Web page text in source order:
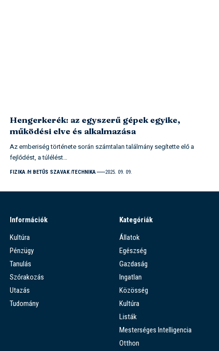
Hengerkerék: az egyszerű gépek egyike,
működési elve és alkalmazása
Az emberiség története során számtalan találmány segítette elő a
fejlődést, a túlélést…
FIZIKA H BETŰS SZAVAK TECHNIKA 2025. 09. 09.
Információk
Kultúra
Pénzügy
Tanulás
Szórakozás
Utazás
Tudomány
Kategóriák
Állatok
Egészség
Gazdaság
Ingatlan
Közösség
Kultúra
Listák
Mesterséges Intelligencia
Otthon